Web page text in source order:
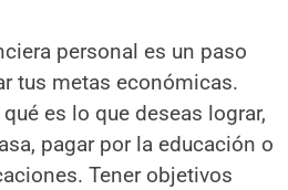
personal es un paso
tus metas económicas.
es lo que deseas lograr,
pagar por la educación o
Tener objetivos